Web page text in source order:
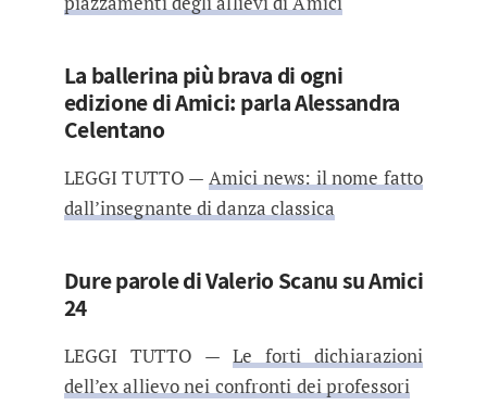
La ballerina più brava di ogni
edizione di Amici: parla Alessandra
Celentano
LEGGI TUTTO — Amici news: il nome fatto
dall’insegnante di danza classica
Dure parole di Valerio Scanu su Amici
24
LEGGI TUTTO — Le forti dichiarazioni
dell’ex allievo nei confronti dei professori